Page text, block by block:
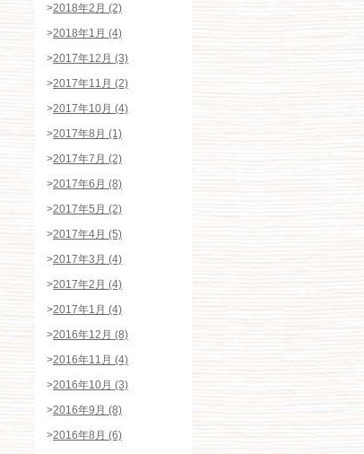
>2018年2月 (2)
>2018年1月 (4)
>2017年12月 (3)
>2017年11月 (2)
>2017年10月 (4)
>2017年8月 (1)
>2017年7月 (2)
>2017年6月 (8)
>2017年5月 (2)
>2017年4月 (5)
>2017年3月 (4)
>2017年2月 (4)
>2017年1月 (4)
>2016年12月 (8)
>2016年11月 (4)
>2016年10月 (3)
>2016年9月 (8)
>2016年8月 (6)